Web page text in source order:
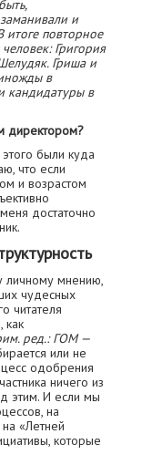
и
повторное
Григория
Гриша и
в
кандидатуры в
директором?
были куда
что если
и возрастом
достаточно
личному мнению,
чудесных
читателя
как
ред.: ГОМ —
или не
одобрения
ничего из
этим. И если мы
на
«Летней
которые